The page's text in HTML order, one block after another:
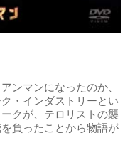
ンマンになったのか、
・インダストリーとい
クが、テロリストの襲
負ったことから物語が